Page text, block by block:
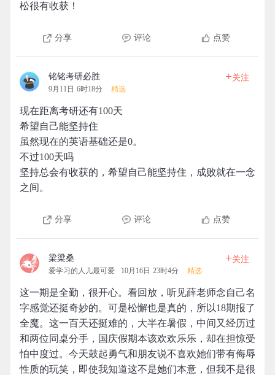
松很有收获！
分享 评论 点赞
铭铭考研必胜
9月11日 6时18分 精选
+关注
现在距离考研还有100天
希望自己能坚持住
虽然现在的英语基础还是0。
不过100天吗
坚持总会有收获的，希望自己能坚持住，成败就在一念
之间。
分享 评论 点赞
梁梁桑
爱学习的人儿最可爱 10月16日 23时4分 精选
+关注
这一期是全勤，很开心。看回放，听见薛老师念自己名
字感觉还挺奇妙的。可是松懈也是真的，所以18期报了
全魔。这一百天还挺难的，大半在暑假，中间又经历过
和两位同桌分手，国庆假期本该欢欢乐乐，却在担惊受
怕中度过。今天鼓起勇气和朋友说不喜欢她们带有侮辱
性质的玩笑，即使我知道这不是她们本意，但我不是很